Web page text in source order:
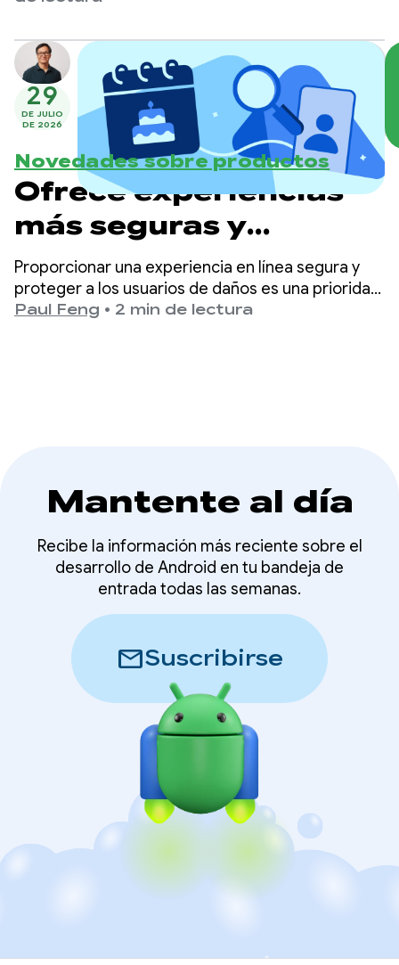
dispositivo
través de las APIs de IA generativa de ML Kit
diseñadas para casos de uso específicos, como el
resumen y la descripción de imágenes.
29
DE JULIO
DE 2026
Novedades sobre productos
Ofrece experiencias
más seguras y
adecuadas para la
edad en Google Play
Proporcionar una experiencia en línea segura y
proteger a los usuarios de daños es una prioridad
principal en Google Play.
Paul Feng • 2 min de lectura
Mantente al día
Recibe la información más reciente sobre el
desarrollo de Android en tu bandeja de
entrada todas las semanas.
mailSuscribirse